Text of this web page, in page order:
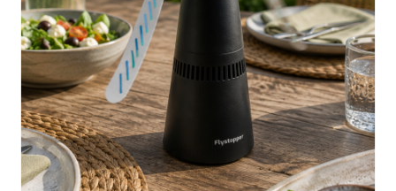
€ 39,95
inclusief btw